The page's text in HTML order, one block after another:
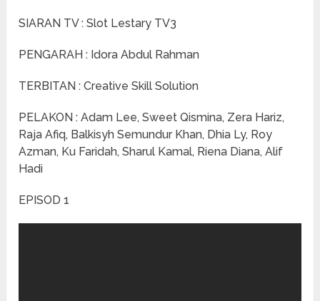
SIARAN TV : Slot Lestary TV3
PENGARAH : Idora Abdul Rahman
TERBITAN : Creative Skill Solution
PELAKON : Adam Lee, Sweet Qismina, Zera Hariz,
Raja Afiq, Balkisyh Semundur Khan, Dhia Ly, Roy
Azman, Ku Faridah, Sharul Kamal, Riena Diana, Alif
Hadi
EPISOD 1